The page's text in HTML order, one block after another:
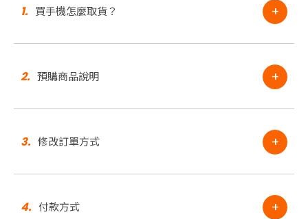
1. 買手機怎麼取貨？ +
2. 預購商品說明 +
3. 修改訂單方式 +
4. 付款方式 +